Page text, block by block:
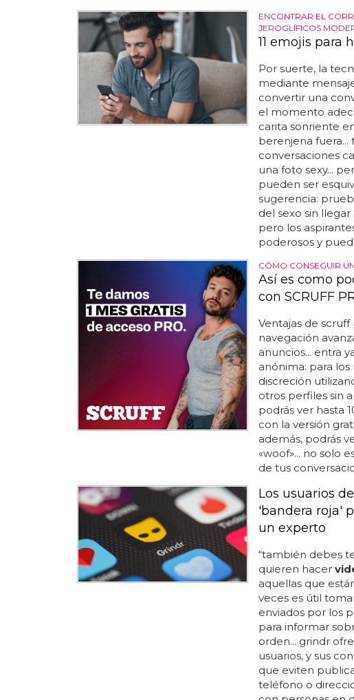
ENCONTRAR EL
JEROGLÍFICOS
11 emojis para
Por suerte, la
mediante
convertir una
el momento
carita sonriente
berenjena
conversaciones
una foto sexy...
pueden ser
sugerencia:
del sexo sin llegar
pero los
poderosos y
CÓMO CONSEGUIR
Así es como
con SCRUFF
Ventajas de
navegación
anuncios... entra
anónima: para
discreción
otros perfiles sin
podrás ver hasta
con la versión
además, podrás
«woof»... no solo
de tus
Los usuarios
'bandera roja'
un experto
“también debes
quieren hacer
aquellas que
veces es útil
enviados por los
para informar
orden... grindr
usuarios, y sus
que eviten
teléfono o